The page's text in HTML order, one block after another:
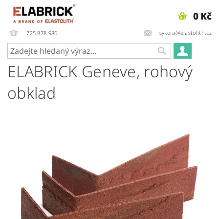
725 878 980 sykora@elastolith.cz
0 Kč
ELABRICK Geneve, rohový
obklad